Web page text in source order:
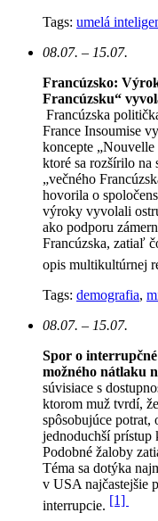
Tags: umelá
08.07. – 15.07.
Francúzsko:
Francúzsku“
Francúzska
France Insoumise
koncepte
ktoré sa rozšírilo na
„večného
hovorila o
výroky vyvolali
ako podporu
Francúzska, zatiaľ
opis multikultúrnej
Tags: demografia,
08.07. – 15.07.
Spor o
možného nátlaku
súvisiace s
ktorom muž tvrdí,
spôsobujúce
jednoduchší prístup
Podobné žaloby
Téma sa dotýka
v USA najčastejšie
interrupcie. [1]